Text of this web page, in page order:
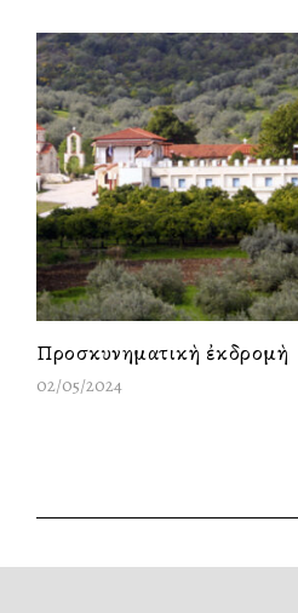
Προσκυνηματικὴ ἐκδρομὴ
02/05/2024